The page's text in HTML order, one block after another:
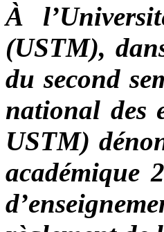
À
(USTM),
du second
national des
USTM)
académique